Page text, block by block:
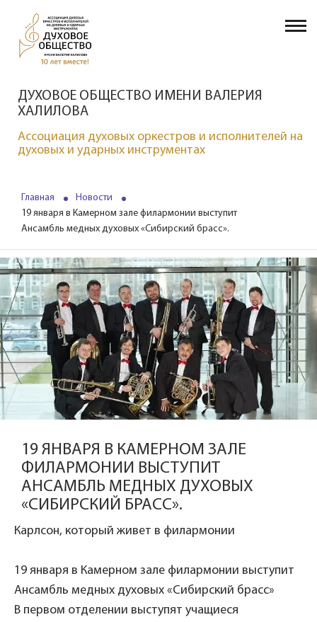
ДУХОВОЕ ОБЩЕСТВО ИМЕНИ ВАЛЕРИЯ
ХАЛИЛОВА
Ассоциация духовых оркестров и исполнителей на
духовых и ударных инструментах
Главная
Новости
19 января в Камерном зале филармонии выступит
Ансамбль медных духовых «Сибирский брасс».
19 ЯНВАРЯ В КАМЕРНОМ ЗАЛЕ
ФИЛАРМОНИИ ВЫСТУПИТ
АНСАМБЛЬ МЕДНЫХ ДУХОВЫХ
«СИБИРСКИЙ БРАСС».
Карлсон, который живет в филармонии
19 января в Камерном зале филармонии выступит
Ансамбль медных духовых «Сибирский брасс»
В первом отделении выступят учащиеся